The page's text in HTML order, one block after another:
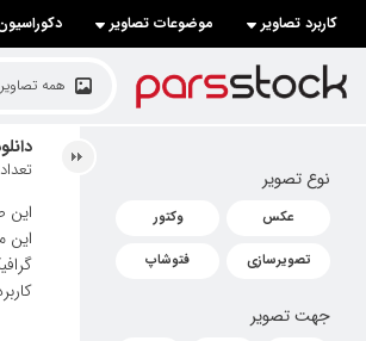
کاربرد تصاویر موضوعات تصاویر
همه تصاویر
تعداد
این
این
نوع تصویر
عکس وکتور
تصویرسازی فتوشاپ
جهت تصویر
لیست قیمت ها
موضوعات تصاویر
دکوراسیون و فضاها
هنرمندان ایرانی
کسب درآمد از فروش تصاویر